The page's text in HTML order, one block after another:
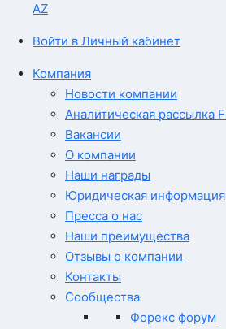
AZ
Войти в Личный кабинет
Компания
Новости компании
Аналитическая рассылка
Вакансии
О компании
Наши награды
Юридическая информация
Пресса о нас
Наши преимущества
Отзывы о компании
Контакты
Сообщества
Форекс форум